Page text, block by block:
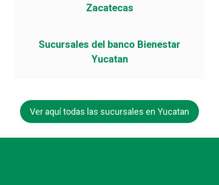
Zacatecas
Sucursales del banco Bienestar
Yucatan
Ver aquí todas las sucursales en Yucatan